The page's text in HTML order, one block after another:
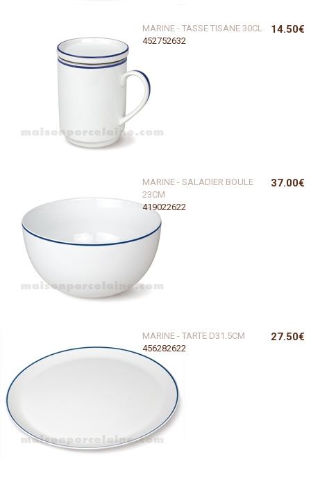
MARINE - TASSE TISANE 30CL
452752632
14.50€
MARINE - SALADIER BOULE
23CM
419022622
37.00€
MARINE - TARTE D31.5CM
456282622
27.50€